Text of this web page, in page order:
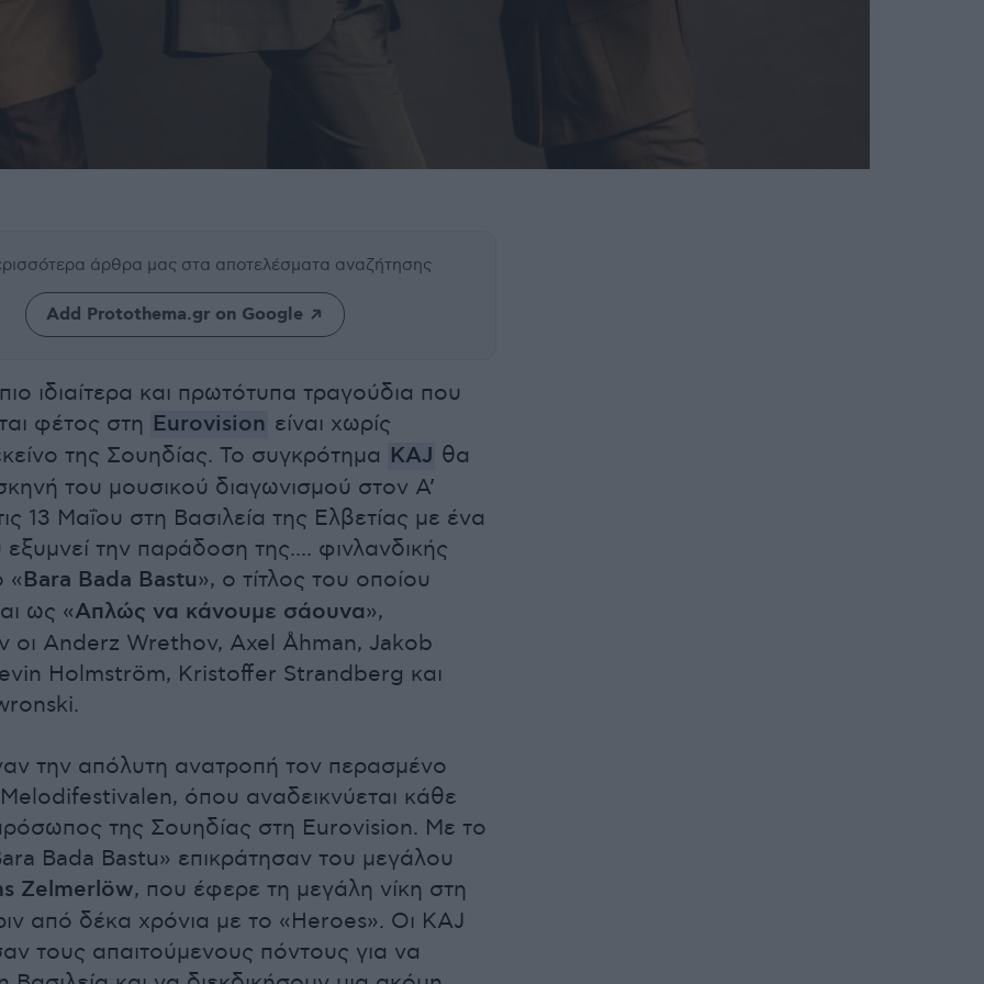
άρθρα μας στα αποτελέσματα αναζήτησης
Add Protothema.gr on Google
ιδιαίτερα και πρωτότυπα τραγούδια που
φέτος στη Eurovision είναι χωρίς
της Σουηδίας. Το συγκρότημα KAJ θα
του μουσικού διαγωνισμού στον Α’
13 Μαΐου στη Βασιλεία της Ελβετίας με ένα
την παράδοση της.... φινλανδικής
«Bara Bada Bastu», ο τίτλος του οποίου
ως «Απλώς να κάνουμε σάουνα»,
οι Anderz Wrethov, Axel Åhman, Jakob
Holmström, Kristoffer Strandberg και
την απόλυτη ανατροπή τον περασμένο
όπου αναδεικνύεται κάθε
της Σουηδίας στη Eurovision. Με το
Bada Bastu» επικράτησαν του μεγάλου
Zelmerlöw, που έφερε τη μεγάλη νίκη στη
από δέκα χρόνια με το «Heroes». Οι KAJ
τους απαιτούμενους πόντους για να